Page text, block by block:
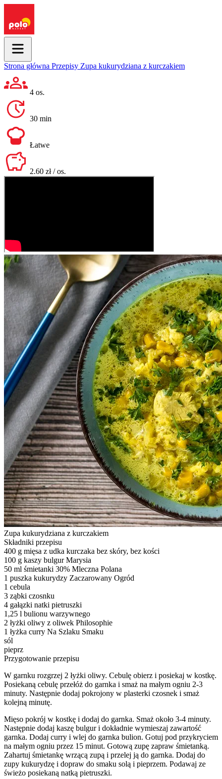
Strona główna Przepisy Zupa kukurydziana z kurczakiem
4 os.
30 min
Łatwe
2.60 zł / os.
Zupa kukurydziana z kurczakiem
Składniki przepisu
400 g mięsa z udka kurczaka bez skóry, bez kości
100 g kaszy bulgur Marysia
50 ml śmietanki 30% Mleczna Polana
1 puszka kukurydzy Zaczarowany Ogród
1 cebula
3 ząbki czosnku
4 gałązki natki pietruszki
1,25 l bulionu warzywnego
2 łyżki oliwy z oliwek Philosophie
1 łyżka curry Na Szlaku Smaku
sól
pieprz
Przygotowanie przepisu
W garnku rozgrzej 2 łyżki oliwy. Cebulę obierz i posiekaj w kostkę.
Posiekaną cebulę przełóż do garnka i smaż na małym ogniu 2-3
minuty. Następnie dodaj pokrojony w plasterki czosnek i smaż
kolejną minutę.
Mięso pokrój w kostkę i dodaj do garnka. Smaż około 3-4 minuty.
Następnie dodaj kaszę bulgur i dokładnie wymieszaj zawartość
garnka. Dodaj curry i wlej do garnka bulion. Gotuj pod przykryciem
na małym ogniu przez 15 minut. Gotową zupę zapraw śmietanką.
Zahartuj śmietankę wrzącą zupą i przelej ją do garnka. Dodaj do
zupy kukurydzę i dopraw do smaku solą i pieprzem. Podawaj ze
świeżo posiekaną natką pietruszki.